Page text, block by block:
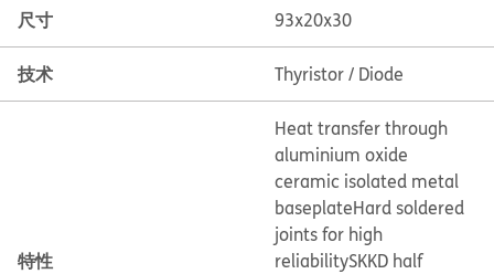
尺寸 93x20x30
技术 Thyristor / Diode
特性
Heat transfer through
aluminium oxide
ceramic isolated metal
baseplateHard soldered
joints for high
reliabilitySKKD half